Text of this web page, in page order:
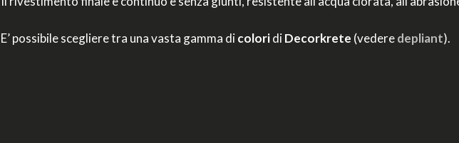
E’ possibile scegliere tra una vasta gamma dicoloridiDecorkrete (vederedepliant).